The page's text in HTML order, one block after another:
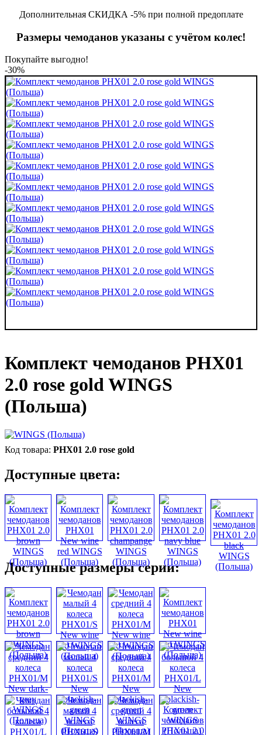
Дополнительная СКИДКА -5% при полной предоплате
Размеры чемоданов указаны с учётом колес!
Покупайте выгодно!
-30%
Комплект чемоданов PHX01
2.0 rose gold WINGS
(Польша)
PHX01 2.0 rose gold
Доступные цвета:
Доступные размеры серии: